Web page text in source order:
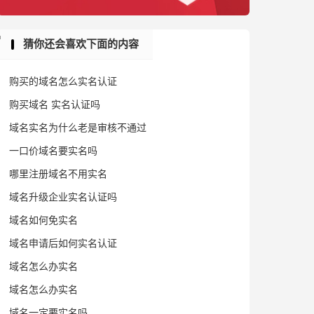
猜你还会喜欢下面的内容
购买的域名怎么实名认证
购买域名 实名认证吗
域名实名为什么老是审核不通过
一口价域名要实名吗
哪里注册域名不用实名
域名升级企业实名认证吗
域名如何免实名
域名申请后如何实名认证
域名怎么办实名
域名怎么办实名